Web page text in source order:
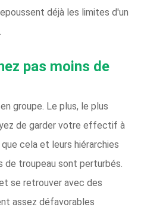
déjà les limites d'un
pas moins de
groupe. Le plus, le plus
de garder votre effectif à
cela et leurs hiérarchies
troupeau sont perturbés.
se retrouver avec des
assez défavorables